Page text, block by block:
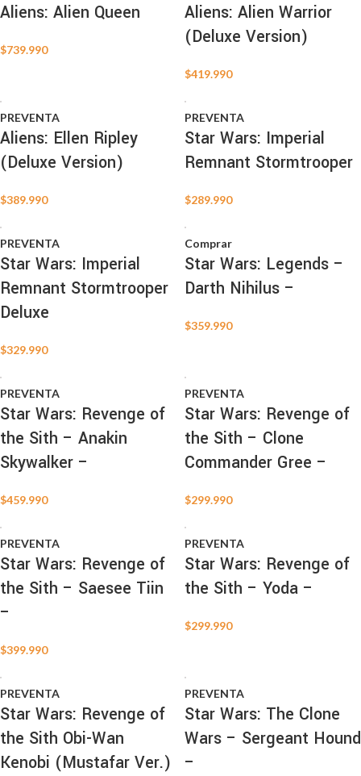
Aliens: Alien Queen
$739.990
Aliens: Alien Warrior
(Deluxe Version)
$419.990
PREVENTA
Aliens: Ellen Ripley
(Deluxe Version)
$389.990
PREVENTA
Star Wars: Imperial
Remnant Stormtrooper
$289.990
PREVENTA
Star Wars: Imperial
Remnant Stormtrooper
Deluxe
$329.990
Comprar
Star Wars: Legends –
Darth Nihilus –
$359.990
PREVENTA
Star Wars: Revenge of
the Sith – Anakin
Skywalker –
$459.990
PREVENTA
Star Wars: Revenge of
the Sith – Clone
Commander Gree –
$299.990
PREVENTA
Star Wars: Revenge of
the Sith – Saesee Tiin
–
$399.990
PREVENTA
Star Wars: Revenge of
the Sith – Yoda –
$299.990
PREVENTA
Star Wars: Revenge of
the Sith Obi-Wan
Kenobi (Mustafar Ver.)
PREVENTA
Star Wars: The Clone
Wars – Sergeant Hound
–